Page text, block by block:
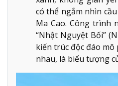
có thể ngắm nhìn
Ma Cao. Công trình
“Nhật Nguyệt Bối”
kiến trúc độc đáo
nhau, là biểu tượng